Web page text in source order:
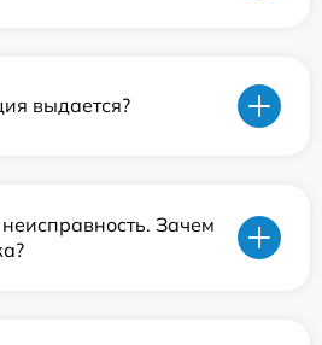
выдается?
Зачем